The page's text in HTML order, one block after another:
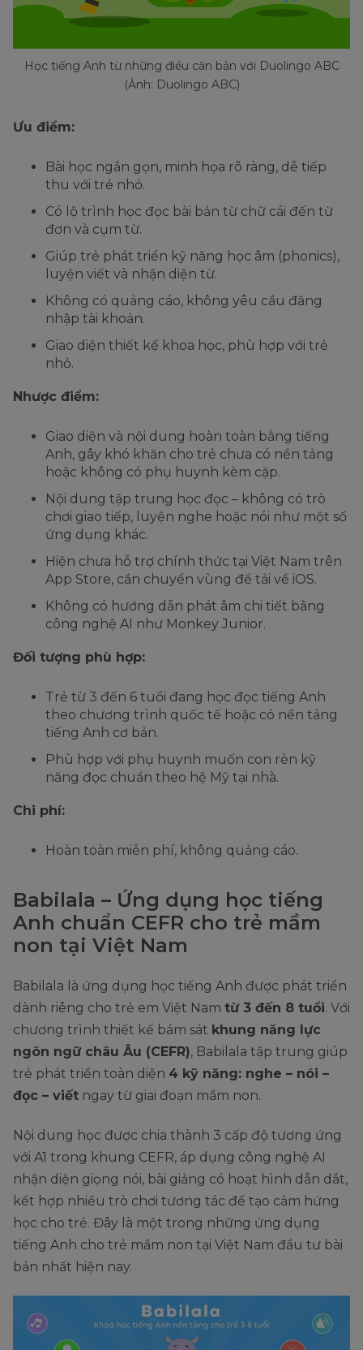
Học tiếng Anh từ những điều căn bản với Duolingo ABC
(Ảnh: Duolingo ABC)
Ưu điểm:
Bài học ngắn gọn, minh họa rõ ràng, dễ tiếp
thu với trẻ nhỏ.
Có lộ trình học đọc bài bản từ chữ cái đến từ
đơn và cụm từ.
Giúp trẻ phát triển kỹ năng học âm (phonics),
luyện viết và nhận diện từ.
Không có quảng cáo, không yêu cầu đăng
nhập tài khoản.
Giao diện thiết kế khoa học, phù hợp với trẻ
nhỏ.
Nhược điểm:
Giao diện và nội dung hoàn toàn bằng tiếng
Anh, gây khó khăn cho trẻ chưa có nền tảng
hoặc không có phụ huynh kèm cặp.
Nội dung tập trung học đọc – không có trò
chơi giao tiếp, luyện nghe hoặc nói như một số
ứng dụng khác.
Hiện chưa hỗ trợ chính thức tại Việt Nam trên
App Store, cần chuyển vùng để tải về iOS.
Không có hướng dẫn phát âm chi tiết bằng
công nghệ AI như Monkey Junior.
Đối tượng phù hợp:
Trẻ từ 3 đến 6 tuổi đang học đọc tiếng Anh
theo chương trình quốc tế hoặc có nền tảng
tiếng Anh cơ bản.
Phù hợp với phụ huynh muốn con rèn kỹ
năng đọc chuẩn theo hệ Mỹ tại nhà.
Chi phí:
Hoàn toàn miễn phí, không quảng cáo.
Babilala – Ứng dụng học tiếng
Anh chuẩn CEFR cho trẻ mầm
non tại Việt Nam
Babilala là ứng dụng học tiếng Anh được phát triển
dành riêng cho trẻ em Việt Nam từ 3 đến 8 tuổi. Với
chương trình thiết kế bám sát khung năng lực
ngôn ngữ châu Âu (CEFR), Babilala tập trung giúp
trẻ phát triển toàn diện 4 kỹ năng: nghe – nói –
đọc – viết ngay từ giai đoạn mầm non.
Nội dung học được chia thành 3 cấp độ tương ứng
với A1 trong khung CEFR, áp dụng công nghệ AI
nhận diện giọng nói, bài giảng có hoạt hình dẫn dắt,
kết hợp nhiều trò chơi tương tác để tạo cảm hứng
học cho trẻ. Đây là một trong những ứng dụng
tiếng Anh cho trẻ mầm non tại Việt Nam đầu tư bài
bản nhất hiện nay.